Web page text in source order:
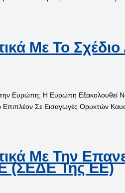
Με Το
Στην Ευρώπη; Η Ευρώπη
Σε Εισαγωγές Ορυκτών
Με Την
(ΣΕΔΕ Της ΕΕ)